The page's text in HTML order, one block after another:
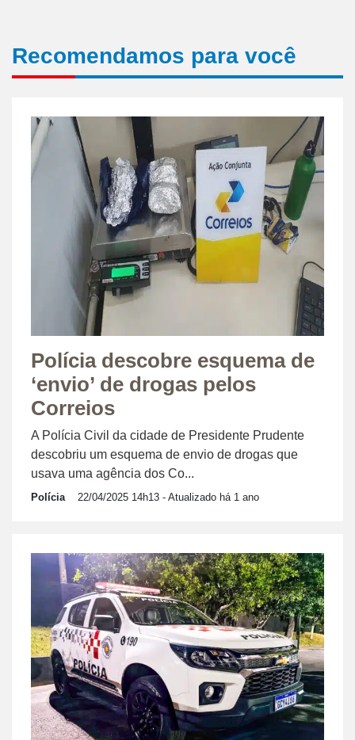
Recomendamos para você
Polícia descobre esquema de
‘envio’ de drogas pelos
Correios
A Polícia Civil da cidade de Presidente Prudente
descobriu um esquema de envio de drogas que
usava uma agência dos Co...
Polícia 22/04/2025 14h13 - Atualizado há 1 ano